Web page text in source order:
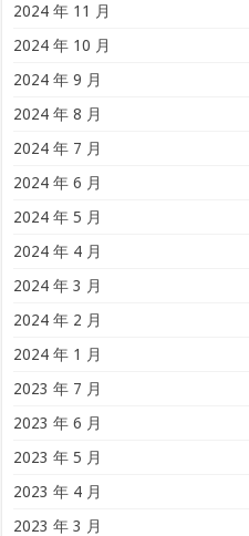
2024 年 11 月
2024 年 10 月
2024 年 9 月
2024 年 8 月
2024 年 7 月
2024 年 6 月
2024 年 5 月
2024 年 4 月
2024 年 3 月
2024 年 2 月
2024 年 1 月
2023 年 7 月
2023 年 6 月
2023 年 5 月
2023 年 4 月
2023 年 3 月